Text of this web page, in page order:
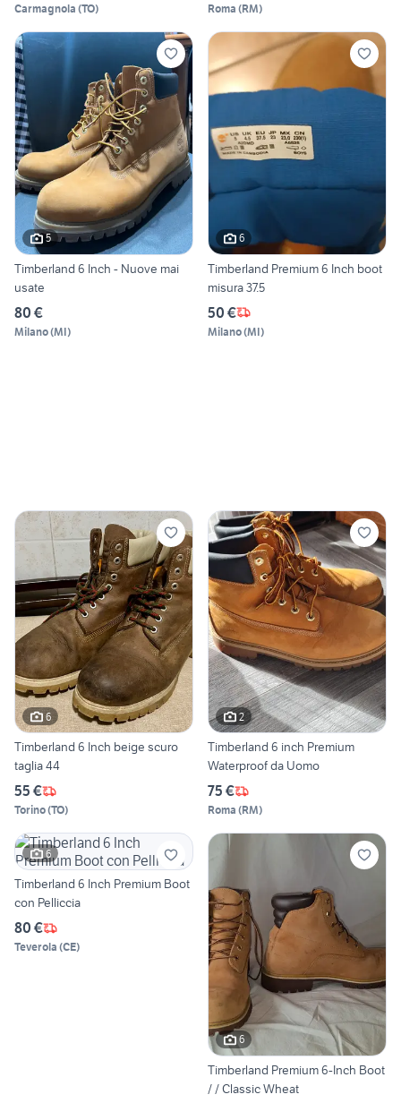
Carmagnola (TO) Roma (RM)
5
Timberland 6 Inch - Nuove mai
usate
80 €
Milano(MI)
6
Timberland Premium 6 Inch boot
misura 37.5
50 €
Milano(MI)
6
Timberland 6 Inch beige scuro
taglia 44
55 €
Torino(TO)
2
Timberland 6 inch Premium
Waterproof da Uomo
75 €
Roma (RM)
6
Timberland 6 Inch Premium Boot
con Pelliccia
80 €
Teverola (CE)
6
Timberland Premium 6-Inch Boot
/ / Classic Wheat